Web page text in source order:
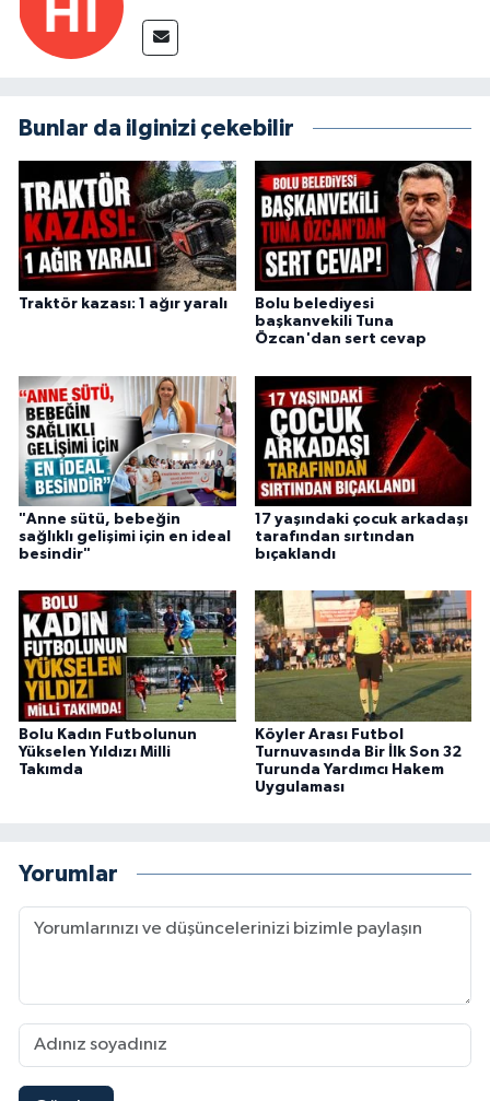
Bunlar da ilginizi çekebilir
Traktör kazası: 1 ağır yaralı
Bolu belediyesi
başkanvekili Tuna
Özcan'dan sert cevap
"Anne sütü, bebeğin
sağlıklı gelişimi için en ideal
besindir"
17 yaşındaki çocuk arkadaşı
tarafından sırtından
bıçaklandı
Bolu Kadın Futbolunun
Yükselen Yıldızı Milli
Takımda
Köyler Arası Futbol
Turnuvasında Bir İlk Son 32
Turunda Yardımcı Hakem
Uygulaması
Yorumlar